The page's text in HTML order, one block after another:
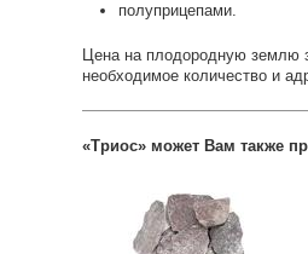
полуприцепами.
Цена на плодородную землю
необходимое количество и
«Триос» может Вам также